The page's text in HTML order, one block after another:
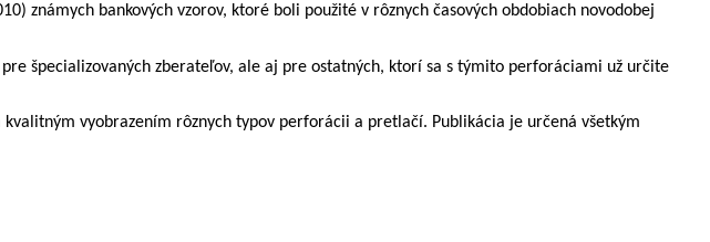
známych bankových vzorov, ktoré boli použité v rôznych časových obdobiach novodobej
špecializovaných zberateľov, ale aj pre ostatných, ktorí sa s týmito perforáciami už určite
vyobrazením rôznych typov perforácii a pretlačí. Publikácia je určená všetkým